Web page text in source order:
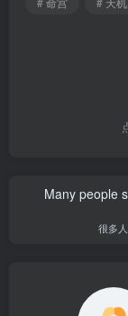
Many people
很多